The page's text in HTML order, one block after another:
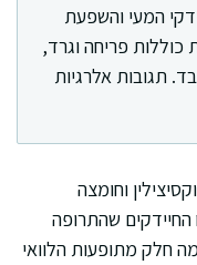
המעי והשפעת
כוללות פריחה וגרד,
תגובות אלרגיות
וחומצה
שהתרופה
חלק מתופעות הלוואי